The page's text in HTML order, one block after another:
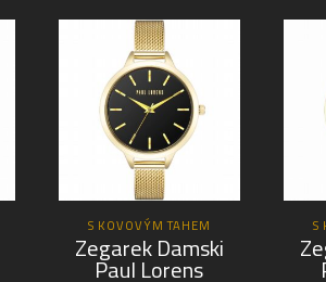
S KOVOVÝM TAHEM
Zegarek Damski
Paul Lorens
S